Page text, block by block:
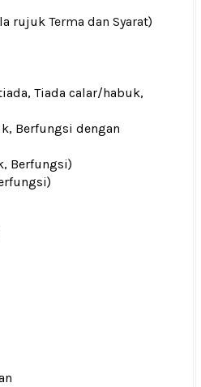
rujuk Terma dan Syarat)
Tiada calar/habuk,
Berfungsi dengan
Berfungsi)